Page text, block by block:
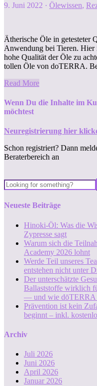
9. Juni 2022 · Ölewissen,
Ätherische Öle in getesteter
Anwendung bei Tieren. Hier
hohe Qualität der Öle zu
tollen Öle von doTERRA.
Read More
Wenn Du die Inhalte im
möchtest
Neuregistrierung hier
Schon registriert? Dann
Beraterbereich an
Neueste Beiträge
Hinoki-Öl: Was die
Zypresse sagt
Warum sich die
Academy 2026 lohnt
Werde Teil unseres
entstehen nicht unter
Der unterschätzte
Ballaststoffe wirklich
— und wie dōTERRA
Prävention ist kein
beginnt – inkl.
Archiv
Juli 2026
Juni 2026
April 2026
Januar 2026